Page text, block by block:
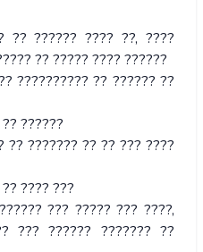
?? ?????? ???? ??, ????
?? ????? ???? ??????
?????????? ?? ?????? ??
??????
?? ??????? ?? ?? ??? ????
???? ???
??? ????? ??? ????,
??? ?????? ??????? ??